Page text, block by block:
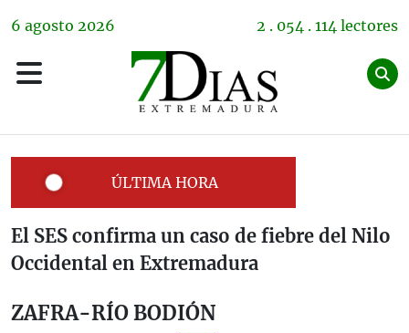
6 agosto 2026 2 . 054 . 114 lectores
ÚLTIMA HORA
El SES confirma un caso de fiebre del Nilo
Occidental en Extremadura
ZAFRA-RÍO BODIÓN